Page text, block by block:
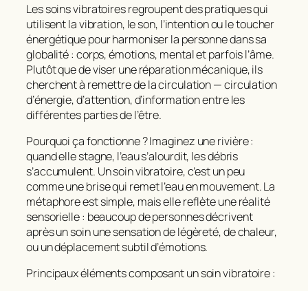
Lessoins vibratoiresregroupent des pratiques qui
utilisent la vibration, le son, l’intention ou le toucher
énergétique pour harmoniser la personne dans sa
globalité : corps, émotions, mental et parfois l’âme.
Plutôt que de viser une réparation mécanique, ils
cherchent à remettre de la circulation— circulation
d’énergie, d’attention, d’information entre les
différentes parties de l’être.
Pourquoi ça fonctionne ? Imaginez une rivière :
quand elle stagne, l’eau s’alourdit, les débris
s’accumulent. Un soin vibratoire, c’est un peu
comme une brise qui remet l’eau en mouvement. La
métaphore est simple, mais elle reflète une réalité
sensorielle : beaucoup de personnes décrivent
après un soin une sensation de légèreté, de chaleur,
ou un déplacement subtil d’émotions.
Principaux éléments composant un soin vibratoire :